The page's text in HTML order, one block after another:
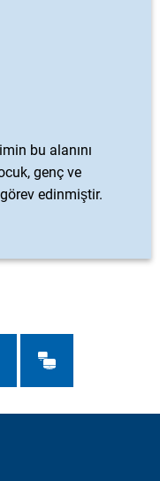
bu alanını
genç ve
edinmiştir.